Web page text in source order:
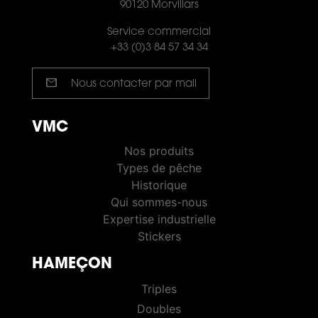
90120 Morvillars
Service commercial
+33 (0)3 84 57 34 34
mail Nous contacter par mail
VMC
Nos produits
Types de pêche
Historique
Qui sommes-nous
Expertise industrielle
Stickers
HAMEÇON
Triples
Doubles